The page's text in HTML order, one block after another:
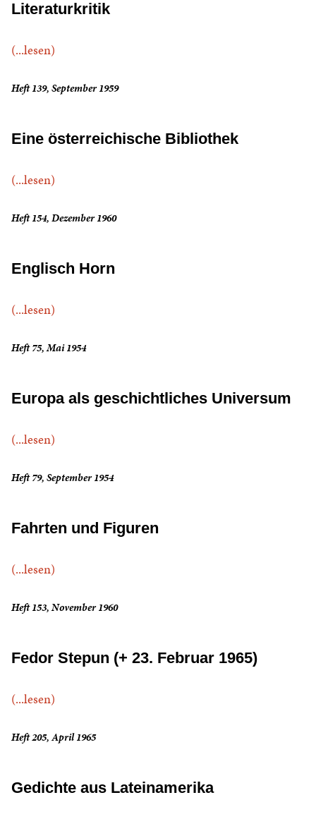
Literaturkritik
(...lesen)
Heft 139, September 1959
Eine österreichische Bibliothek
(...lesen)
Heft 154, Dezember 1960
Englisch Horn
(...lesen)
Heft 75, Mai 1954
Europa als geschichtliches Universum
(...lesen)
Heft 79, September 1954
Fahrten und Figuren
(...lesen)
Heft 153, November 1960
Fedor Stepun (+ 23. Februar 1965)
(...lesen)
Heft 205, April 1965
Gedichte aus Lateinamerika